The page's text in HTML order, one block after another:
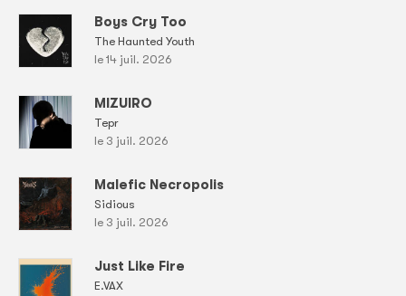
Boys Cry Too
The Haunted Youth
le 14 juil. 2026
MIZUIRO
Tepr
le 3 juil. 2026
Malefic Necropolis
Sidious
le 3 juil. 2026
Just Like Fire
E.VAX